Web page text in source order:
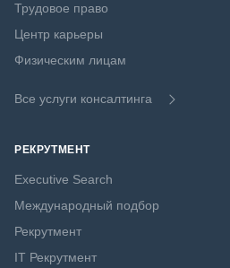
Трудовое право
Центр карьеры
Физическим лицам
Все услуги консалтинга
РЕКРУТМЕНТ
Executive Search
Международный подбор
Рекрутмент
IT Рекрутмент